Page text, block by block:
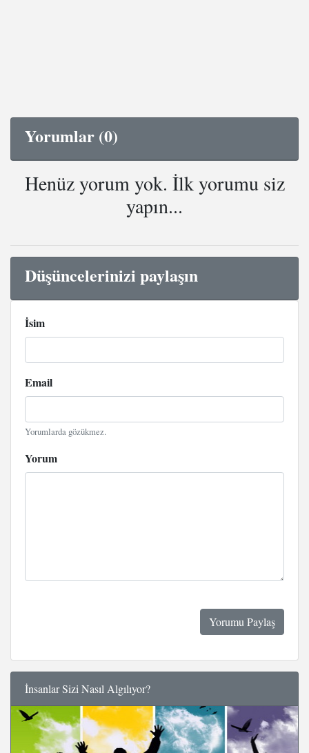
Yorumlar (0)
Henüz yorum yok. İlk yorumu siz
yapın...
Düşüncelerinizi paylaşın
İsim
Email
Yorumlarda gözükmez.
Yorum
İnsanlar Sizi Nasıl Algılıyor?